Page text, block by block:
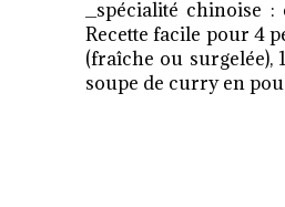
_spécialité chinoise
Recette facile pour 4
(fraîche ou surgelée),
soupe de curry en